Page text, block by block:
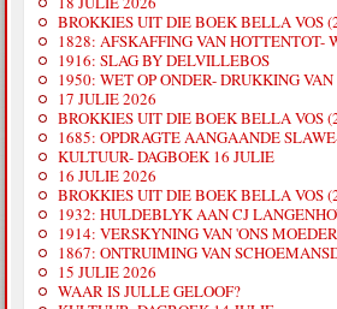
BROKKIES UIT DIE BOEK BELLA VOS
1828: AFSKAFFING VAN HOTTENTOT-
1916: SLAG BY DELVILLEBOS
1950: WET OP ONDER- DRUKKING
17 JULIE 2026
BROKKIES UIT DIE BOEK BELLA VOS
1685: OPDRAGTE AANGAANDE
KULTUUR- DAGBOEK 16 JULIE
16 JULIE 2026
BROKKIES UIT DIE BOEK BELLA VOS
1932: HULDEBLYK AAN CJ
1914: VERSKYNING VAN 'ONS
1867: ONTRUIMING VAN
15 JULIE 2026
WAAR IS JULLE GELOOF?